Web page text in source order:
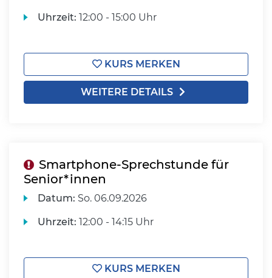
Uhrzeit: 12:00 - 15:00 Uhr
KURS MERKEN
WEITERE DETAILS
Smartphone-Sprechstunde für
Senior*innen
Datum: So. 06.09.2026
Uhrzeit: 12:00 - 14:15 Uhr
KURS MERKEN